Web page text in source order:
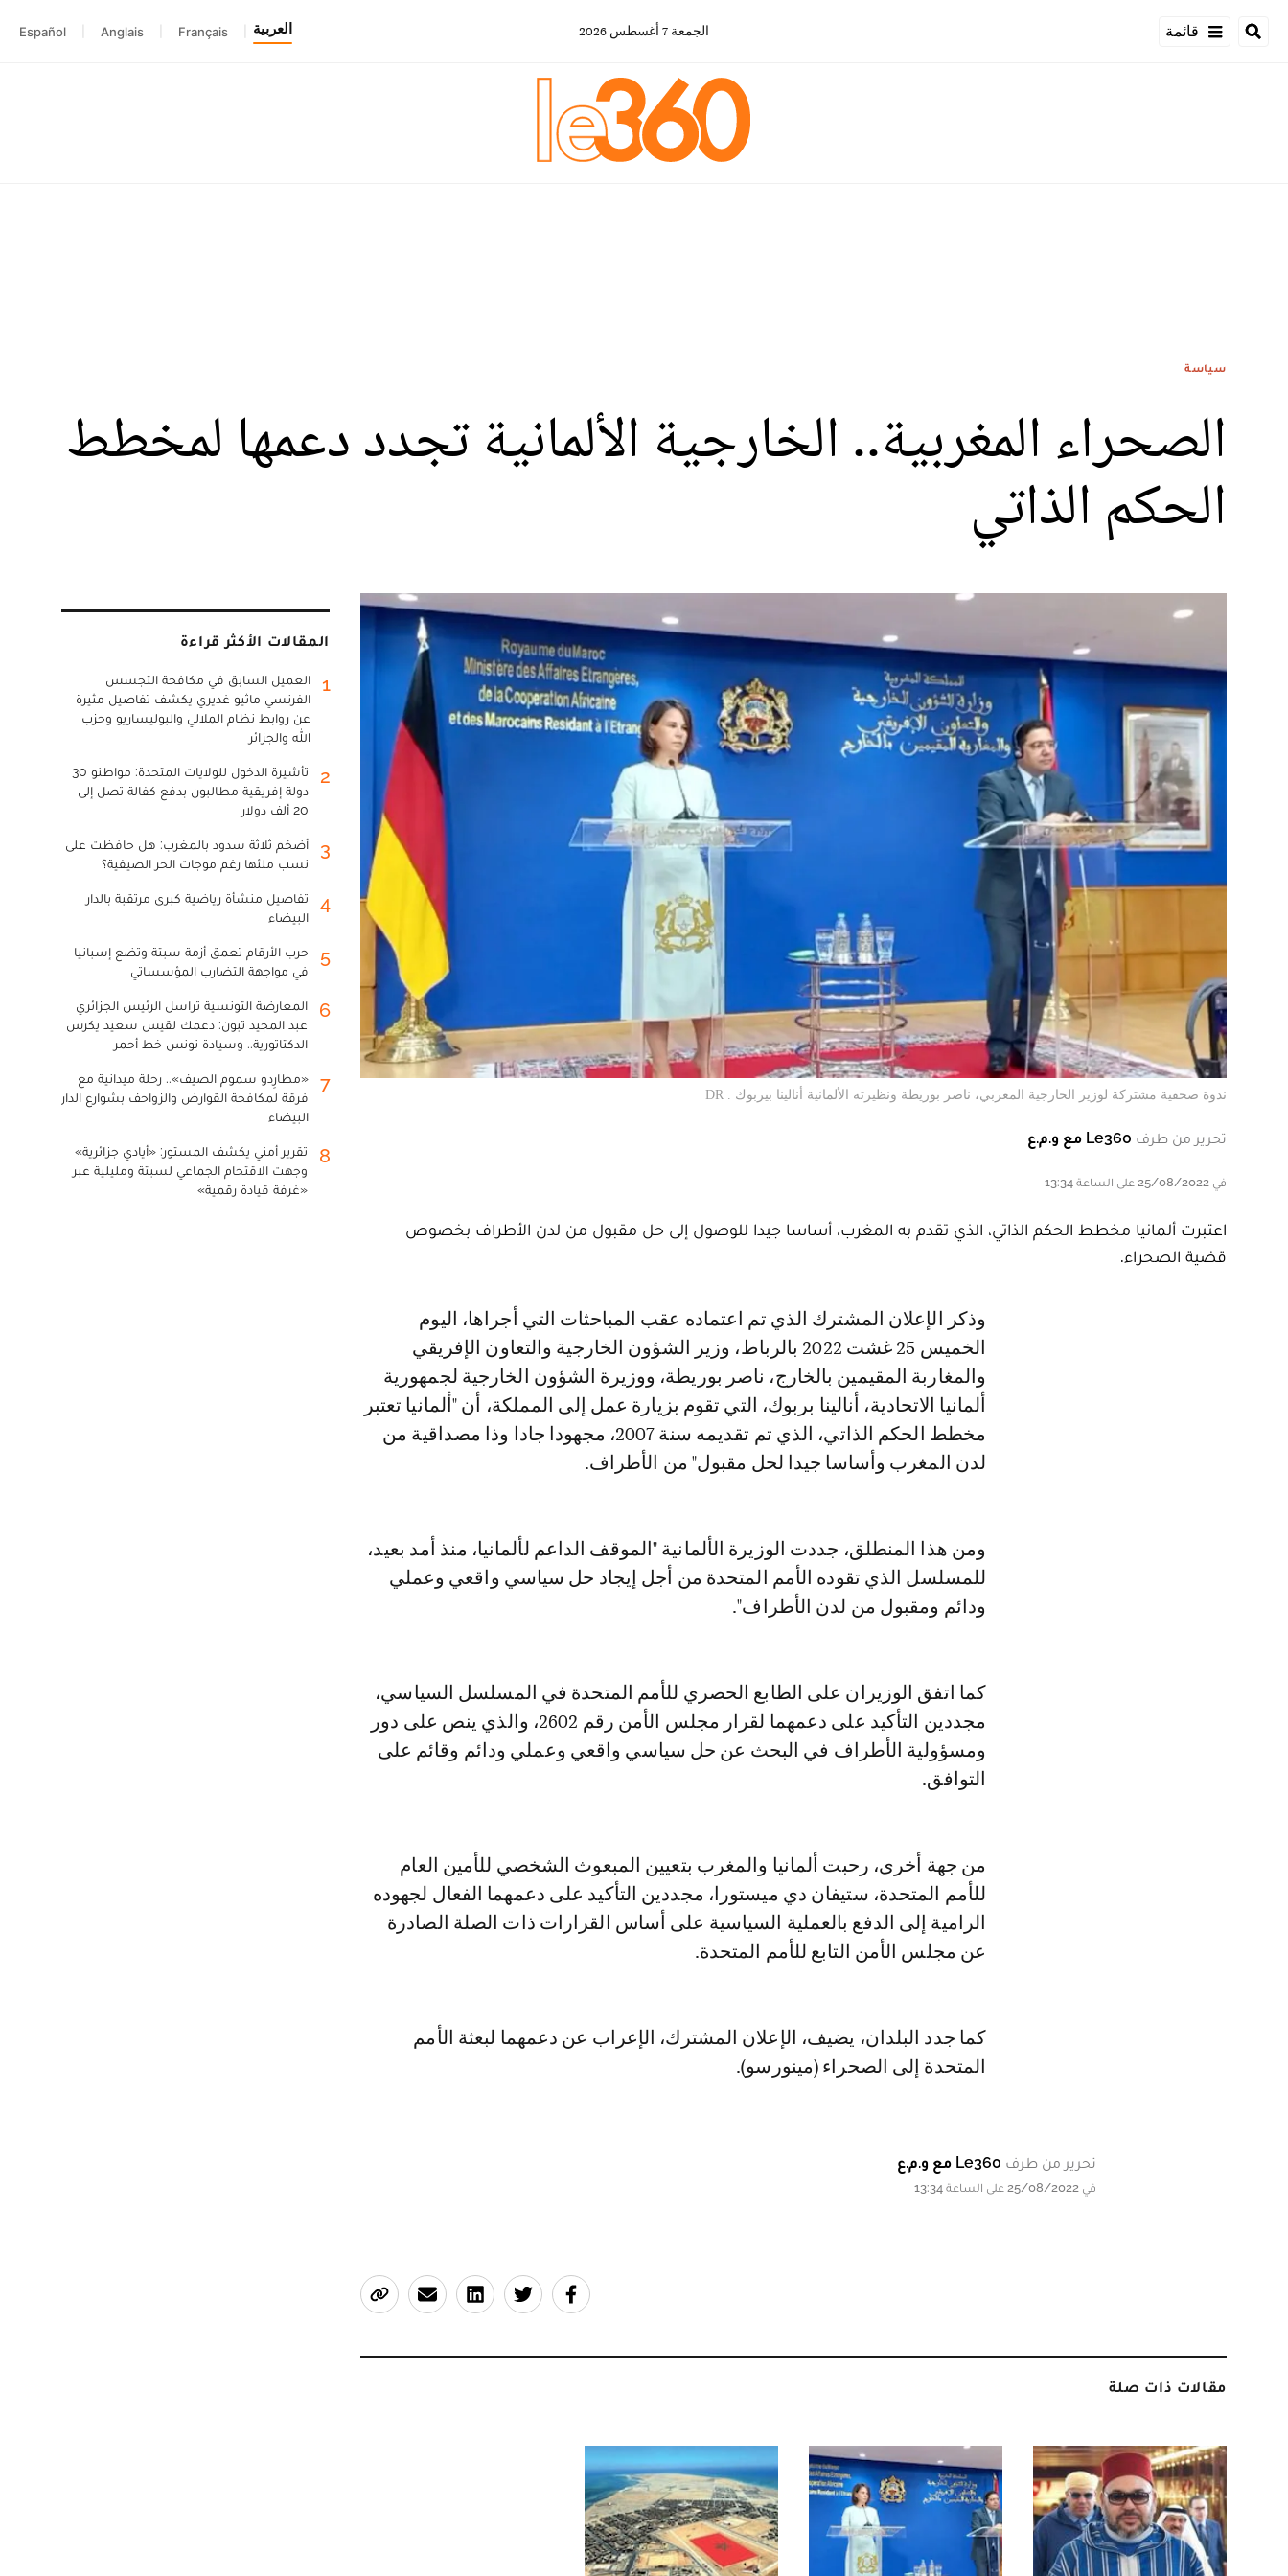
قائمة الجمعة 7 أغسطس 2026 العربية Français
Anglais
Español
سياسة
الصحراء المغربية.. الخارجية الألمانية تجدد دعمها لمخطط
الحكم الذاتي
ندوة صحفية مشتركة لوزير الخارجية المغربي، ناصر بوريطة ونظيرته الألمانية أنالينا بيربوك . DR
تحرير من طرف Le360 مع و.م.ع
في 25/08/2022 على الساعة 13:34
اعتبرت ألمانيا مخطط الحكم الذاتي، الذي تقدم به المغرب، أساسا جيدا للوصول إلى حل مقبول من لدن الأطراف بخصوص
قضية الصحراء.
وذكر الإعلان المشترك الذي تم اعتماده عقب المباحثات التي أجراها، اليوم
الخميس 25 غشت 2022 بالرباط، وزير الشؤون الخارجية والتعاون الإفريقي
والمغاربة المقيمين بالخارج، ناصر بوريطة، ووزيرة الشؤون الخارجية لجمهورية
ألمانيا الاتحادية، أنالينا بربوك، التي تقوم بزيارة عمل إلى المملكة، أن "ألمانيا تعتبر
مخطط الحكم الذاتي، الذي تم تقديمه سنة 2007، مجهودا جادا وذا مصداقية من
لدن المغرب وأساسا جيدا لحل مقبول" من الأطراف.
ومن هذا المنطلق، جددت الوزيرة الألمانية "الموقف الداعم لألمانيا، منذ أمد بعيد،
للمسلسل الذي تقوده الأمم المتحدة من أجل إيجاد حل سياسي واقعي وعملي
ودائم ومقبول من لدن الأطراف".
كما اتفق الوزيران على الطابع الحصري للأمم المتحدة في المسلسل السياسي،
مجددين التأكيد على دعمهما لقرار مجلس الأمن رقم 2602، والذي ينص على دور
ومسؤولية الأطراف في البحث عن حل سياسي واقعي وعملي ودائم وقائم على
التوافق.
من جهة أخرى، رحبت ألمانيا والمغرب بتعيين المبعوث الشخصي للأمين العام
للأمم المتحدة، ستيفان دي ميستورا، مجددين التأكيد على دعمهما الفعال لجهوده
الرامية إلى الدفع بالعملية السياسية على أساس القرارات ذات الصلة الصادرة
عن مجلس الأمن التابع للأمم المتحدة.
كما جدد البلدان، يضيف، الإعلان المشترك، الإعراب عن دعمهما لبعثة الأمم
المتحدة إلى الصحراء (مينورسو).
تحرير من طرف Le360 مع و.م.ع
في 25/08/2022 على الساعة 13:34
مقالات ذات صلة
المقالات الأكثر قراءة
1
العميل السابق في مكافحة التجسس
الفرنسي ماثيو غديري يكشف تفاصيل مثيرة
عن روابط نظام الملالي والبوليساريو وحزب
الله والجزائر
2
تأشيرة الدخول للولايات المتحدة: مواطنو 30
دولة إفريقية مطالبون بدفع كفالة تصل إلى
20 ألف دولار
3
أضخم ثلاثة سدود بالمغرب: هل حافظت على
نسب ملئها رغم موجات الحر الصيفية؟
4
تفاصيل منشأة رياضية كبرى مرتقبة بالدار
البيضاء
5
حرب الأرقام تعمق أزمة سبتة وتضع إسبانيا
في مواجهة التضارب المؤسساتي
6
المعارضة التونسية تراسل الرئيس الجزائري
عبد المجيد تبون: دعمك لقيس سعيد يكرس
الدكتاتورية.. وسيادة تونس خط أحمر
7
«مطارِدو سموم الصيف».. رحلة ميدانية مع
فرقة لمكافحة القوارض والزواحف بشوارع الدار
البيضاء
8
تقرير أمني يكشف المستور: «أيادي جزائرية»
وجهت الاقتحام الجماعي لسبتة ومليلية عبر
«غرفة قيادة رقمية»